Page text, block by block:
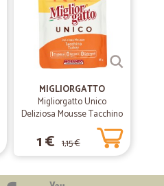
MIGLIORGATTO
Migliorgatto Unico
Deliziosa Mousse Tacchino
1 € 1,15 €